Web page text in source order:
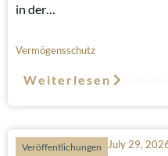
in der…
Vermögensschutz
Weiterlesen
Veröffentlichungen July 29,